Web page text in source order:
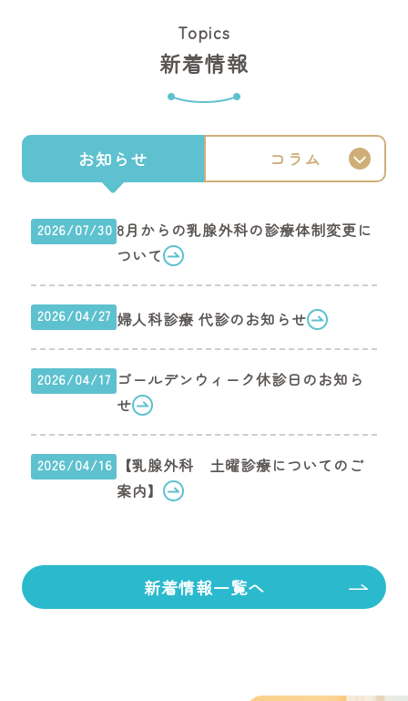
Topics
新着情報
お知らせ コラム
2026/07/30 8月からの乳腺外科の診療体制変更に
ついて
2026/04/27 婦人科診療 代診のお知らせ
2026/04/17 ゴールデンウィーク休診日のお知ら
せ
2026/04/16
【乳腺外科 土曜診療についてのご
案内】
新着情報一覧へ